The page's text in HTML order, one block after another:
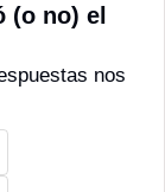
(o no) el
nos